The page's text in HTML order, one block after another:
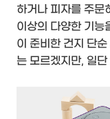
하거나 피자를 주
이상의 다양한 기능
이 준비한 건지 단
는 모르겠지만, 일